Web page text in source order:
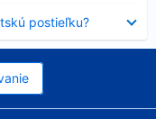
postieľku?